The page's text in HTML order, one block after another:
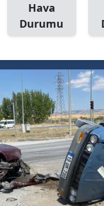
Hava
Durumu